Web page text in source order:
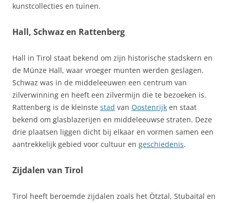
kunstcollecties en tuinen.
Hall, Schwaz en Rattenberg
Hall in Tirol staat bekend om zijn historische stadskern en
de Münze Hall, waar vroeger munten werden geslagen.
Schwaz was in de middeleeuwen een centrum van
zilverwinning en heeft een zilvermijn die te bezoeken is.
Rattenberg is de kleinste stad van Oostenrijk en staat
bekend om glasblazerijen en middeleeuwse straten. Deze
drie plaatsen liggen dicht bij elkaar en vormen samen een
aantrekkelijk gebied voor cultuur en geschiedenis.
Zijdalen van Tirol
Tirol heeft beroemde zijdalen zoals het Ötztal, Stubaital en